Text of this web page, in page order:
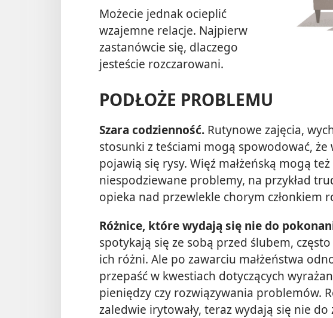
Możecie jednak ocieplić
wzajemne relacje. Najpierw
zastanówcie się, dlaczego
jesteście rozczarowani.
PODŁOŻE PROBLEMU
Szara codzienność. Rutynowe zajęcia,
stosunki z teściami mogą spowodować, że
pojawią się rysy. Więź małżeńską mogą
niespodziewane problemy, na przykład
opieka nad przewlekle chorym członkiem
Różnice, które wydają się nie do
spotykają się ze sobą przed ślubem,
ich różni. Ale po zawarciu małżeństwa
przepaść w kwestiach dotyczących
pieniędzy czy rozwiązywania problemów.
zaledwie irytowały, teraz wydają się nie do